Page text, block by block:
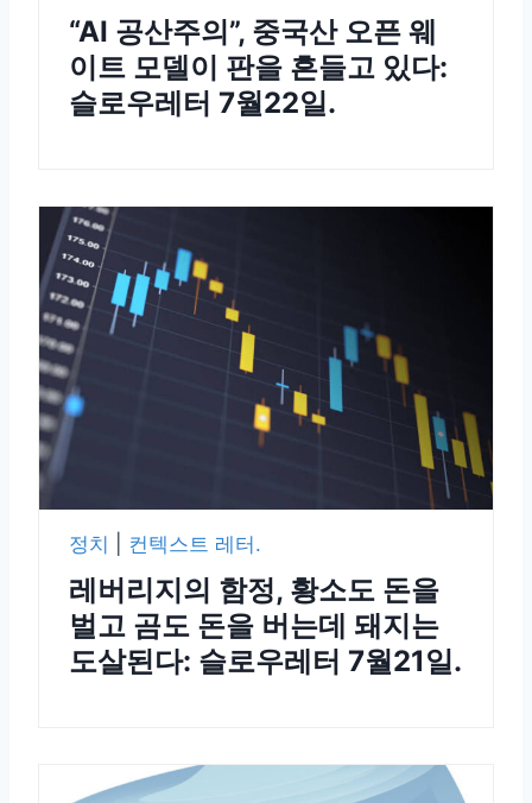
“AI 공산주의”, 중국산 오픈 웨
이트 모델이 판을 흔들고 있다:
슬로우레터 7월22일.
정치 컨텍스트 레터.
레버리지의 함정, 황소도 돈을
벌고 곰도 돈을 버는데 돼지는
도살된다: 슬로우레터 7월21일.